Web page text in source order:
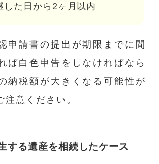
した日から2ヶ月以内
申請書の提出が期限までに間
ば白色申告をしなければなら
納税額が大きくなる可能性が
注意ください。
する遺産を相続したケース